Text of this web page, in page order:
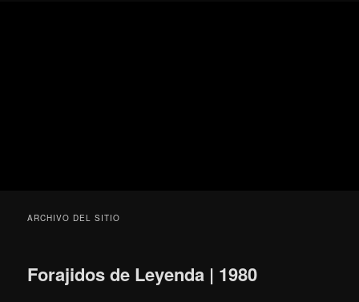
ARCHIVO DEL SITIO
Forajidos de Leyenda | 1980